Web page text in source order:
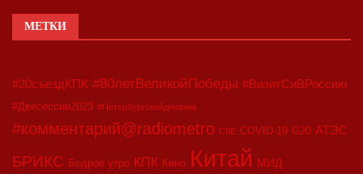
МЕТКИ
#20съездКПК #80летВеликойПобеды #ВизитСиВРоссию
#Двесессии2023 #Петербургскийдневник
#комментарий@radiometro CIIE COVID-19 G20 АТЭС
БРИКС Бодрое утро КПК Кино Китай МИД